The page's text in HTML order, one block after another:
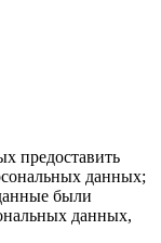
предоставить
данных;
были
данных,